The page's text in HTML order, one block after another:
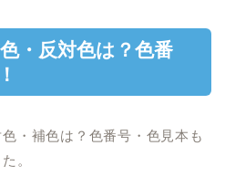
・反対色は？色番
・補色は？色番号・色見本も
。